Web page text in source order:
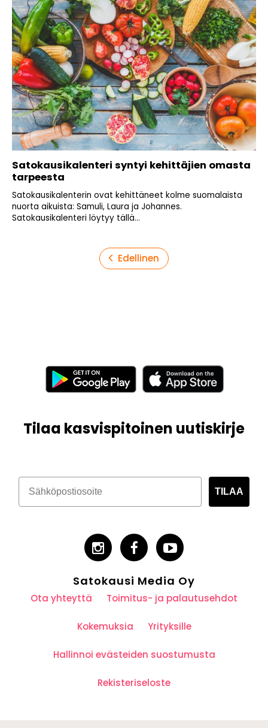
Satokausikalenteri syntyi kehittäjien omasta
tarpeesta
Satokausikalenterin ovat kehittäneet kolme suomalaista
nuorta aikuista: Samuli, Laura ja Johannes.
Satokausikalenteri löytyy tällä...
Edellinen
Tilaa kasvispitoinen uutiskirje
TILAA
Satokausi Media Oy
Ota yhteyttä Toimitus- ja palautusehdot
Kokemuksia Yrityksille
Hallinnoi evästeiden suostumusta
Rekisteriseloste